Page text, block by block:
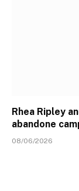
Rhea Ripley
abandone
08/06/2026